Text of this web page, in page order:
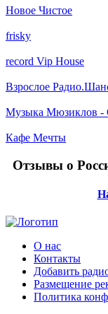
Новое Чистое
frisky
record Vip House
Взрослое
Музыка Мюзиклов -
Кафе Мечты
Отзывы о
О нас
Контакты
Добавить
Размещение
Политика